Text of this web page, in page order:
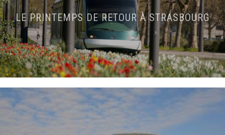
LE PRINTEMPS DE RETOUR À STRASBOURG